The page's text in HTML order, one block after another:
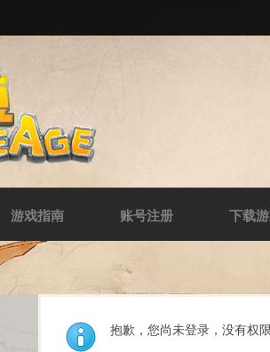
游戏指南 账号注册 下载
抱歉，您尚未登录，没有权